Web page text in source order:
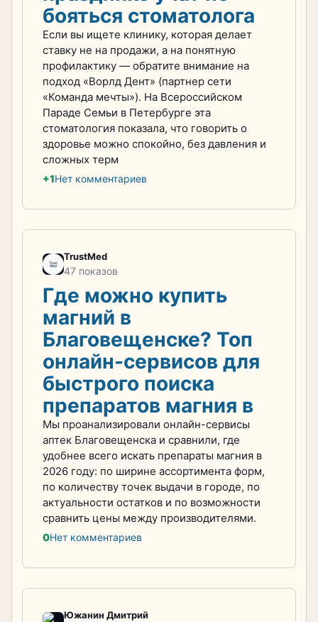
бояться стоматолога
Если вы ищете клинику, которая делает
ставку не на продажи, а на понятную
профилактику — обратите внимание на
подход «Ворлд Дент» (партнер сети
«Команда мечты»). На Всероссийском
Параде Семьи в Петербурге эта
стоматология показала, что говорить о
здоровье можно спокойно, без давления и
сложных терм
+1Нет комментариев
TrustMed
47 показов
Где можно купить
магний в
Благовещенске? Топ
онлайн-сервисов для
быстрого поиска
препаратов магния в
Мы проанализировали онлайн-сервисы
аптек Благовещенска и сравнили, где
удобнее всего искать препараты магния в
2026 году: по ширине ассортимента форм,
по количеству точек выдачи в городе, по
актуальности остатков и по возможности
сравнить цены между производителями.
0Нет комментариев
Южанин Дмитрий